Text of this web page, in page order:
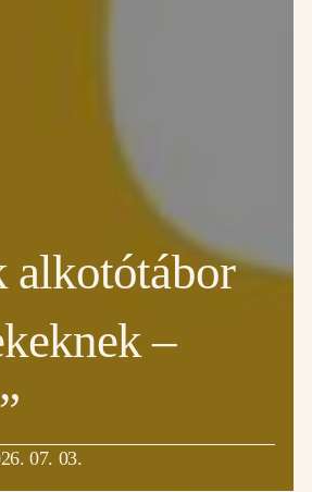
alkotótábor
–
07. 03.